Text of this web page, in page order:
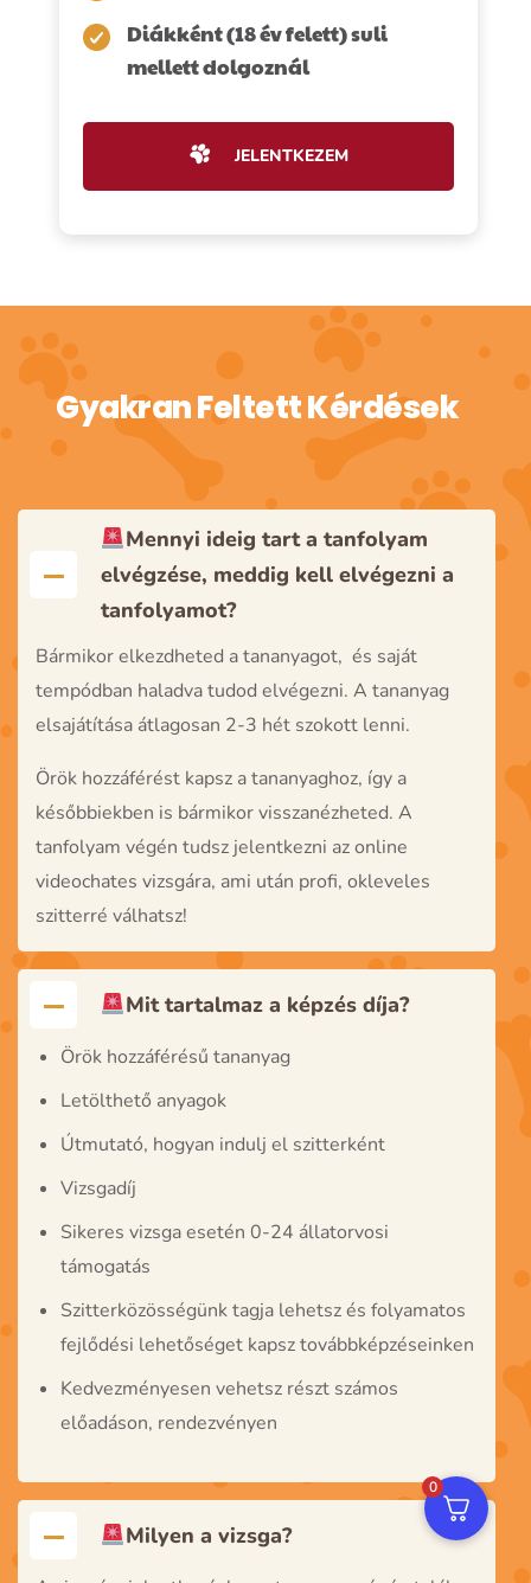
Diákként (18 év felett) suli
mellett dolgoznál
JELENTKEZEM
Gyakran Feltett Kérdések
Mennyi ideig tart a tanfolyam
elvégzése, meddig kell elvégezni a
tanfolyamot?
Bármikor elkezdheted a tananyagot, és saját
tempódban haladva tudod elvégezni. A tananyag
elsajátítása átlagosan 2-3 hét szokott lenni.
Örök hozzáférést kapsz a tananyaghoz, így a
későbbiekben is bármikor visszanézheted. A
tanfolyam végén tudsz jelentkezni az online
videochates vizsgára, ami után profi, okleveles
szitterré válhatsz!
Mit tartalmaz a képzés díja?
Örök hozzáférésű tananyag
Letölthető anyagok
Útmutató, hogyan indulj el szitterként
Vizsgadíj
Sikeres vizsga esetén 0-24 állatorvosi
támogatás
Szitterközösségünk tagja lehetsz és folyamatos
fejlődési lehetőséget kapsz továbbképzéseinken
Kedvezményesen vehetsz részt számos
előadáson, rendezvényen
Milyen a vizsga?
0